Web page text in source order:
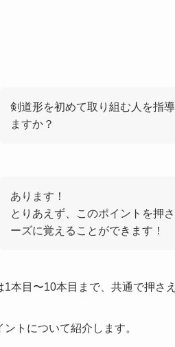
剣道形を初めて取り組む人を指
ますか？
あります！
とりあえず、このポイントを押
ーズに覚えることができます！
1本目〜10本目まで、共通で押さ
トについて紹介します。